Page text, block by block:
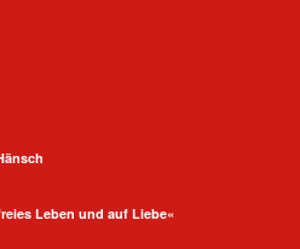
Leben und auf Liebe«